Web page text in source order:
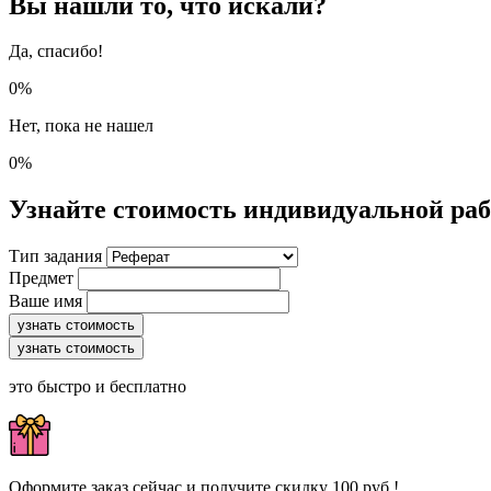
Да, спасибо!
0%
Нет, пока не нашел
0%
Узнайте стоимость индивидуальной
Тип задания
Предмет
Ваше имя
узнать стоимость
узнать стоимость
это быстро и бесплатно